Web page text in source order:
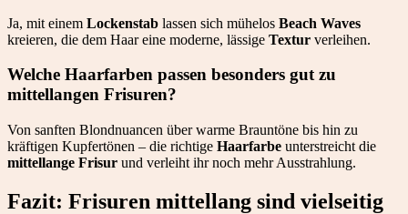
Ja, mit einem Lockenstab lassen sich mühelos Beach Waves
kreieren, die dem Haar eine moderne, lässige Textur verleihen.
Welche Haarfarben passen besonders gut zu
mittellangen Frisuren?
Von sanften Blondnuancen über warme Brauntöne bis hin zu
kräftigen Kupfertönen – die richtige Haarfarbe unterstreicht die
mittellange Frisur und verleiht ihr noch mehr Ausstrahlung.
Fazit: Frisuren mittellang sind vielseitig